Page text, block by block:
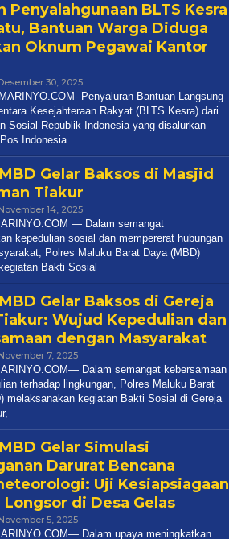
Penyalahgunaan BLTS Kesra
Bantuan Warga Diduga
Oknum Pegawai Kantor
30, 2025
Marinyo
Penyaluran Bantuan Langsung
Kesejahteraan Rakyat (BLTS Kesra) dari
Sosial Republik Indonesia yang disalurkan
Indonesia
Gelar Baksos di Masjid
Tiakur
14, 2025
Marinyo
— Dalam semangat
kepedulian sosial dan mempererat hubungan
Polres Maluku Barat Daya (MBD)
Bakti Sosial
Gelar Baksos di Gereja
Wujud Kepedulian dan
dengan Masyarakat
7, 2025
Marinyo
Dalam semangat kebersamaan
terhadap lingkungan, Polres Maluku Barat
melaksanakan kegiatan Bakti Sosial di Gereja
Gelar Simulasi
Darurat Bencana
Uji Kesiapsiagaan
Longsor di Desa Gelas
5, 2025
Marinyo
Dalam upaya meningkatkan